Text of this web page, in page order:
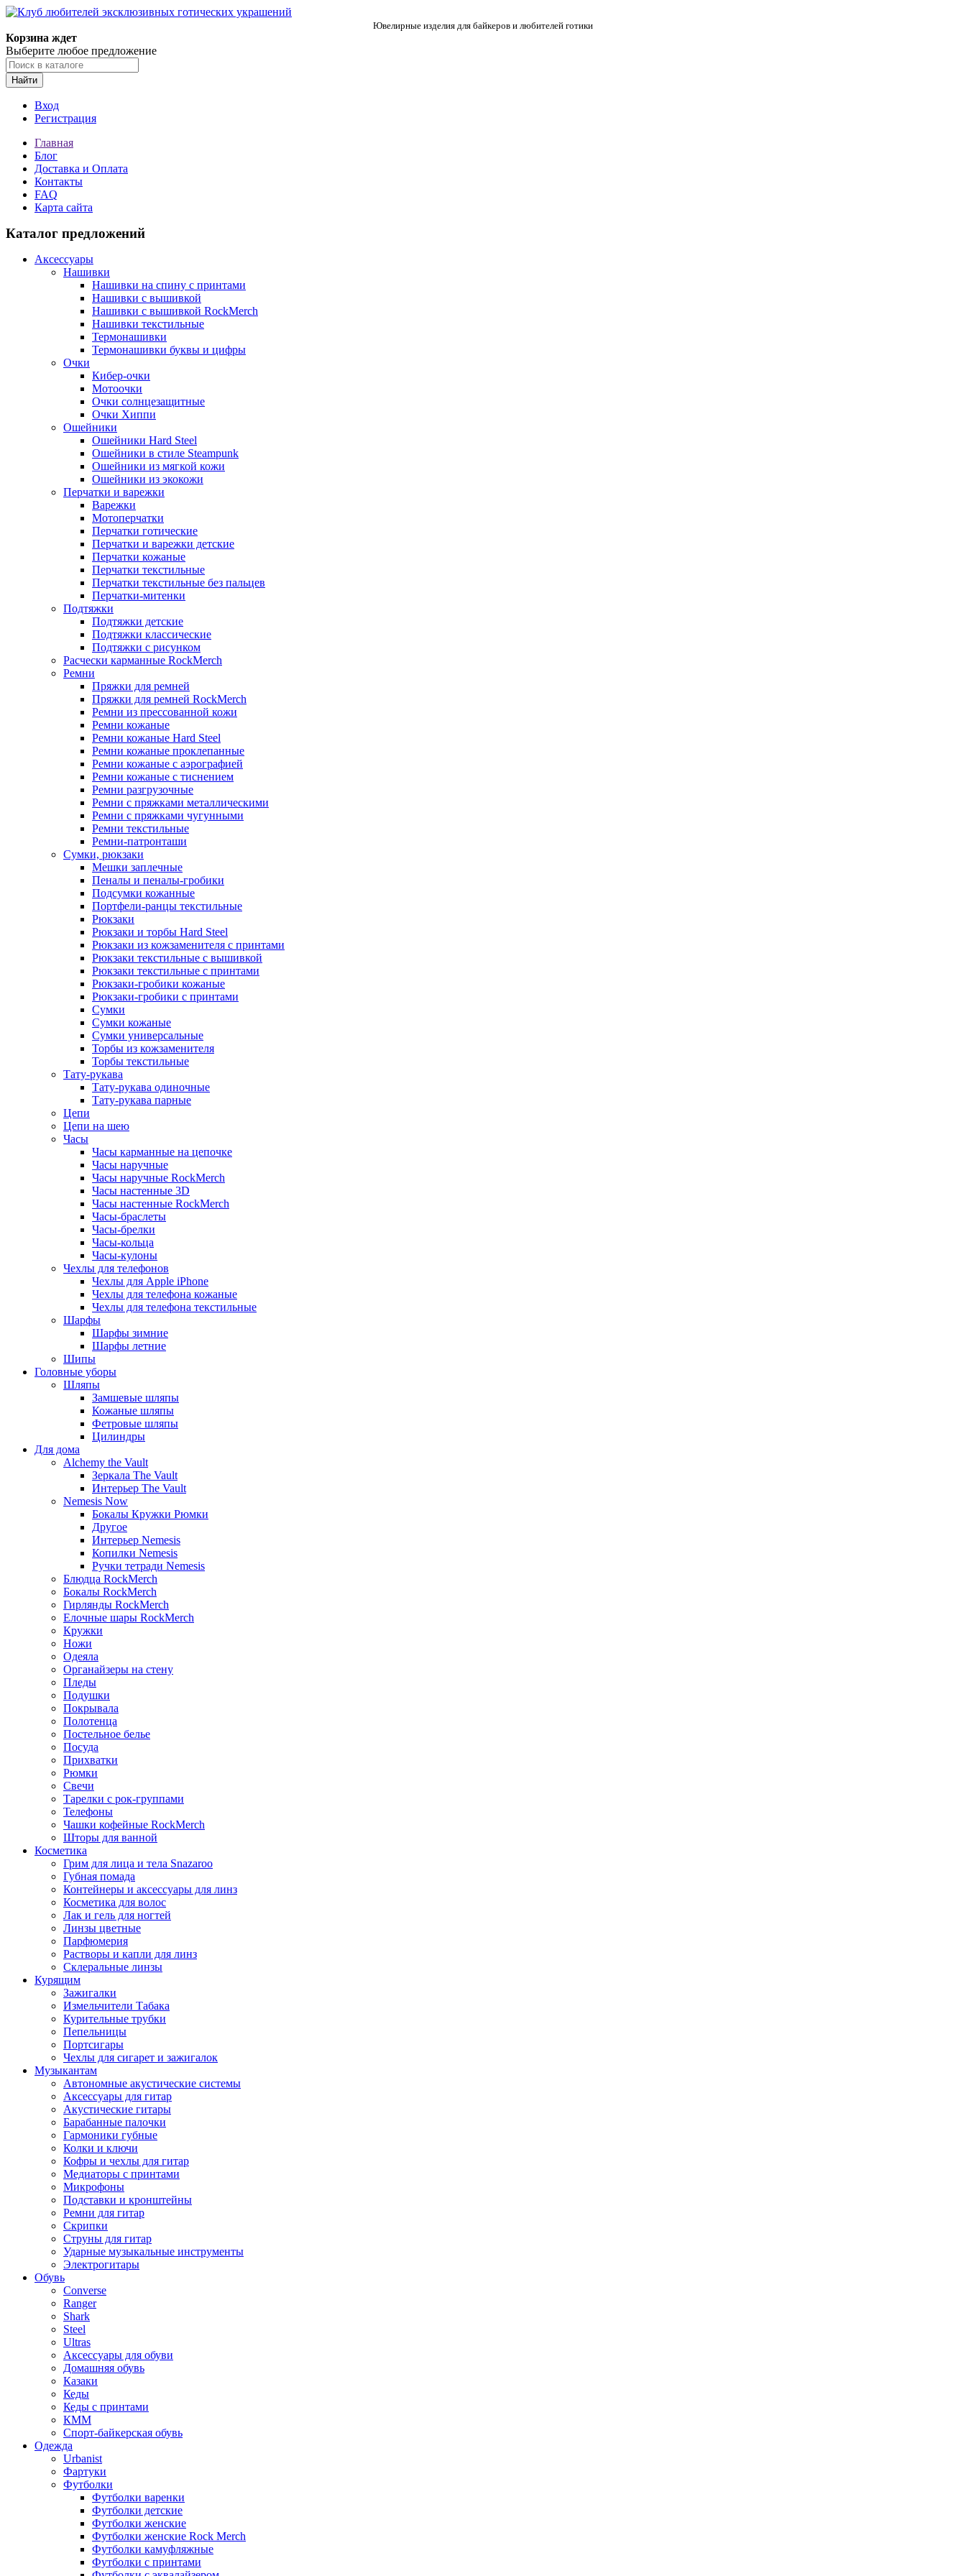
Ювелирные изделия для байкеров и любителей готики
Корзина ждет
Выберите любое предложение
Найти
Вход
Регистрация
Главная
Блог
Доставка и Оплата
Контакты
FAQ
Карта сайта
Каталог предложений
Аксессуары
Нашивки
Нашивки на спину с принтами
Нашивки с вышивкой
Нашивки с вышивкой RockMerch
Нашивки текстильные
Термонашивки
Термонашивки буквы и цифры
Очки
Кибер-очки
Мотоочки
Очки солнцезащитные
Очки Хиппи
Ошейники
Ошейники Hard Steel
Ошейники в стиле Steampunk
Ошейники из мягкой кожи
Ошейники из экокожи
Перчатки и варежки
Варежки
Мотоперчатки
Перчатки готические
Перчатки и варежки детские
Перчатки кожаные
Перчатки текстильные
Перчатки текстильные без пальцев
Перчатки-митенки
Подтяжки
Подтяжки детские
Подтяжки классические
Подтяжки с рисунком
Расчески карманные RockMerch
Ремни
Пряжки для ремней
Пряжки для ремней RockMerch
Ремни из прессованной кожи
Ремни кожаные
Ремни кожаные Hard Steel
Ремни кожаные проклепанные
Ремни кожаные с аэрографией
Ремни кожаные с тиснением
Ремни разгрузочные
Ремни с пряжками металлическими
Ремни с пряжками чугунными
Ремни текстильные
Ремни-патронташи
Сумки, рюкзаки
Мешки заплечные
Пеналы и пеналы-гробики
Подсумки кожанные
Портфели-ранцы текстильные
Рюкзаки
Рюкзаки и торбы Hard Steel
Рюкзаки из кожзаменителя с принтами
Рюкзаки текстильные с вышивкой
Рюкзаки текстильные с принтами
Рюкзаки-гробики кожаные
Рюкзаки-гробики с принтами
Сумки
Сумки кожаные
Сумки универсальные
Торбы из кожзаменителя
Торбы текстильные
Тату-рукава
Тату-рукава одиночные
Тату-рукава парные
Цепи
Цепи на шею
Часы
Часы карманные на цепочке
Часы наручные
Часы наручные RockMerch
Часы настенные 3D
Часы настенные RockMerch
Часы-браслеты
Часы-брелки
Часы-кольца
Часы-кулоны
Чехлы для телефонов
Чехлы для Apple iPhone
Чехлы для телефона кожаные
Чехлы для телефона текстильные
Шарфы
Шарфы зимние
Шарфы летние
Шипы
Головные уборы
Шляпы
Замшевые шляпы
Кожаные шляпы
Фетровые шляпы
Цилиндры
Для дома
Alchemy the Vault
Зеркала The Vault
Интерьер The Vault
Nemesis Now
Бокалы Кружки Рюмки
Другое
Интерьер Nemesis
Копилки Nemesis
Ручки тетради Nemesis
Блюдца RockMerch
Бокалы RockMerch
Гирлянды RockMerch
Елочные шары RockMerch
Кружки
Ножи
Одеяла
Органайзеры на стену
Пледы
Подушки
Покрывала
Полотенца
Постельное белье
Посуда
Прихватки
Рюмки
Свечи
Тарелки с рок-группами
Телефоны
Чашки кофейные RockMerch
Шторы для ванной
Косметика
Грим для лица и тела Snazaroo
Губная помада
Контейнеры и аксессуары для линз
Косметика для волос
Лак и гель для ногтей
Линзы цветные
Парфюмерия
Растворы и капли для линз
Склеральные линзы
Курящим
Зажигалки
Измельчители Табака
Курительные трубки
Пепельницы
Портсигары
Чехлы для сигарет и зажигалок
Музыкантам
Автономные акустические системы
Аксессуары для гитар
Акустические гитары
Барабанные палочки
Гармоники губные
Колки и ключи
Кофры и чехлы для гитар
Медиаторы с принтами
Микрофоны
Подставки и кронштейны
Ремни для гитар
Скрипки
Струны для гитар
Ударные музыкальные инструменты
Электрогитары
Обувь
Converse
Ranger
Shark
Steel
Ultras
Аксессуары для обуви
Домашняя обувь
Казаки
Кеды
Кеды с принтами
КММ
Спорт-байкерская обувь
Одежда
Urbanist
Фартуки
Футболки
Футболки варенки
Футболки детские
Футболки женские
Футболки женские Rock Merch
Футболки камуфляжные
Футболки с принтами